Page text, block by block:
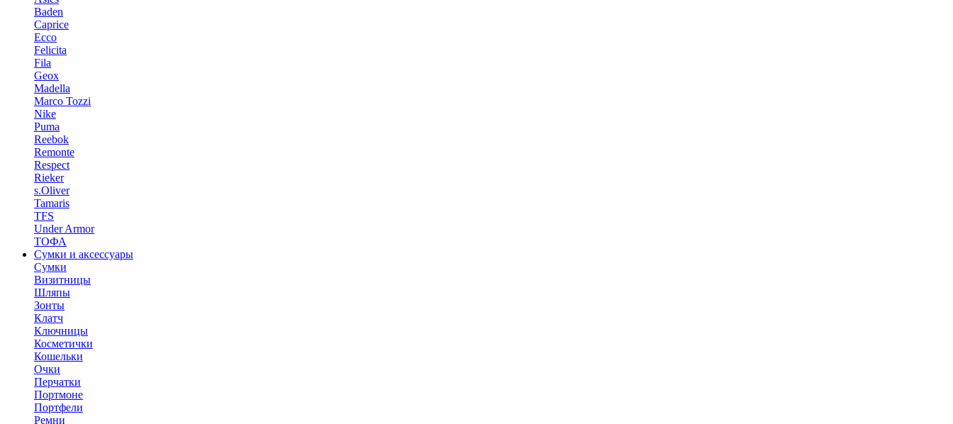
Baden
Caprice
Ecco
Felicita
Fila
Geox
Madella
Marco Tozzi
Nike
Puma
Reebok
Remonte
Respect
Rieker
s.Oliver
Tamaris
TFS
Under Armor
ТОФА
Сумки и аксессуары
Сумки
Визитницы
Шляпы
Зонты
Клатч
Ключницы
Косметички
Кошельки
Очки
Перчатки
Портмоне
Портфели
Ремни